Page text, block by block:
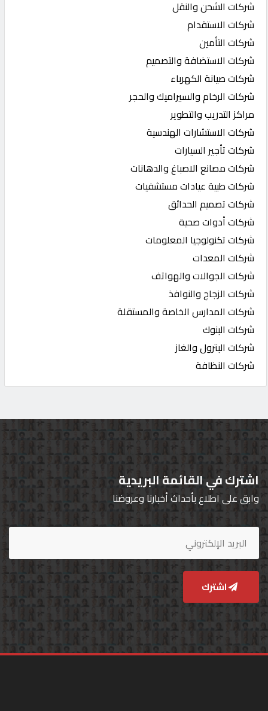
شركات الشحن والنقل
شركات الاستقدام
شركات التأمين
شركات الاستضافة والتصميم
شركات صيانة الكهرباء
شركات الرخام والسيراميك والحجر
مراكز التدريب والتطوير
شركات الاستشارات الهندسية
شركات تأجير السيارات
شركات مصانع الاصباغ والدهانات
شركات طبية عيادات مستشفيات
شركات تصميم الحدائق
شركات أدوات صحية
شركات تكنولوجيا المعلومات
شركات المعدات
شركات الجوالات والهواتف
شركات الزجاج والنوافذ
شركات المدارس الخاصة والمستقلة
شركات البنوك
شركات البترول والغاز
شركات النظافة
اشترك في القائمة البريدية
وابق على اطلاع بأحداث أخبارنا وعروضنا
اشترك